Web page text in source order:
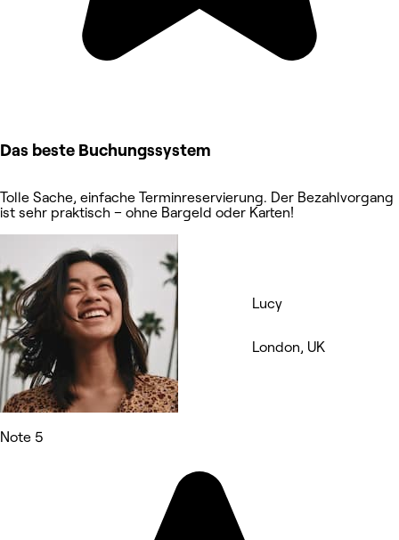
Das beste Buchungssystem
Tolle Sache, einfache Terminreservierung. Der Bezahlvorgang
ist sehr praktisch – ohne Bargeld oder Karten!
Lucy
London, UK
Note 5